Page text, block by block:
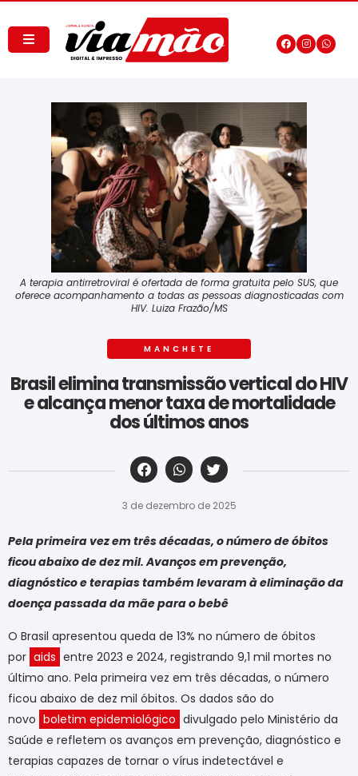
A terapia antirretroviral é ofertada de forma gratuita pelo SUS, que
oferece acompanhamento a todas as pessoas diagnosticadas com
HIV. Luiza Frazão/MS
MANCHETE
Brasil elimina transmissão vertical do HIV
e alcança menor taxa de mortalidade
dos últimos anos
‎ ‎ ‎ ‎ ‎ ‎ ‎ ‎ ‎ ‎ ‎ ‎ ‎ ‎ ‎ ‎ ‎ ‎ ‎ ‎ ‎ ‎ ‎ ‎ ‎ ‎ ‎ ‎ ‎ ‎ ‎
3 de dezembro de 2025
Pela primeira vez em três décadas, o número de óbitos
ficou abaixo de dez mil. Avanços em prevenção,
diagnóstico e terapias também levaram à eliminação da
doença passada da mãe para o bebê
O Brasil apresentou queda de 13% no número de óbitos
por aids entre 2023 e 2024, registrando 9,1 mil mortes no
último ano. Pela primeira vez em três décadas, o número
ficou abaixo de dez mil óbitos. Os dados são do
novo boletim epidemiológico divulgado pelo Ministério da
Saúde e refletem os avanços em prevenção, diagnóstico e
terapias capazes de tornar o vírus indetectável e